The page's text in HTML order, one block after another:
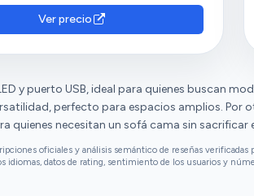
tal vez puedas tú solo/a.
totalmente este vendedor.
Ver precio
y puerto USB, ideal para quienes buscan
perfecto para espacios amplios. Por
quienes necesitan un sofá cama sin sacrificar
oficiales y análisis semántico de reseñas verificadas
idiomas, datos de rating, sentimiento de los usuarios y